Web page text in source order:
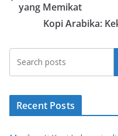
yang Memikat
Kopi Arabika:
Recent Posts